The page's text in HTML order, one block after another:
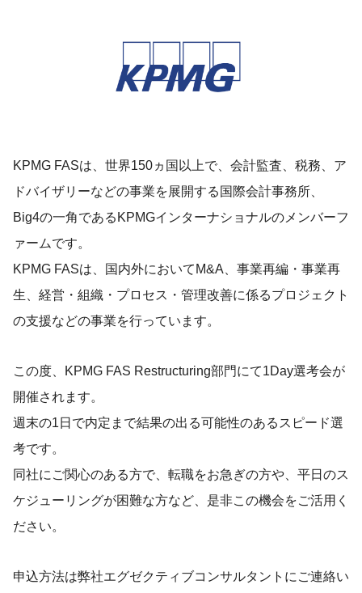
KPMG FASは、世界150ヵ国以上で、会計監査、税務、ア
ドバイザリーなどの事業を展開する国際会計事務所、
Big4の一角であるKPMGインターナショナルのメンバーフ
ァームです。
KPMG FASは、国内外においてM&A、事業再編・事業再
生、経営・組織・プロセス・管理改善に係るプロジェクト
の支援などの事業を行っています。
この度、KPMG FAS Restructuring部門にて1Day選考会が
開催されます。
週末の1日で内定まで結果の出る可能性のあるスピード選
考です。
同社にご関心のある方で、転職をお急ぎの方や、平日のス
ケジューリングが困難な方など、是非この機会をご活用く
ださい。
申込方法は弊社エグゼクティブコンサルタントにご連絡い